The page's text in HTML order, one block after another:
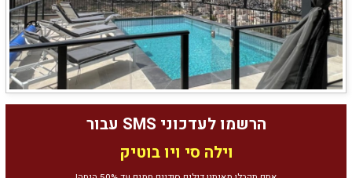
הרשמו לעדכוני SMS עבור
וילה סי ויו בוטיק